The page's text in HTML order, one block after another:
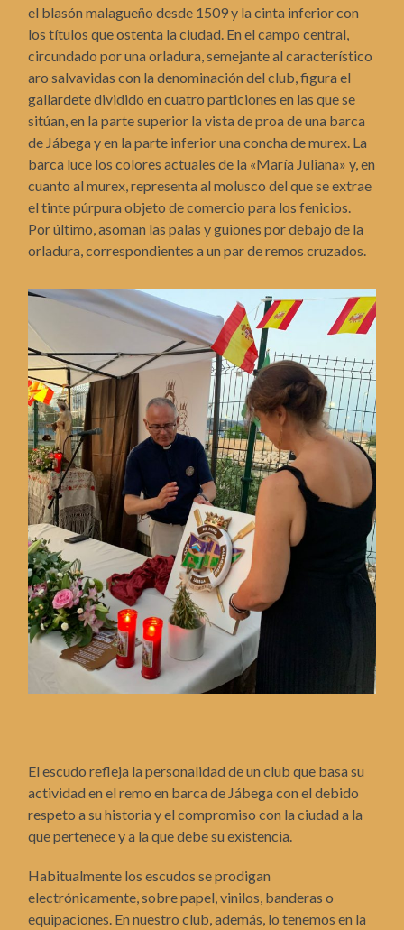
el blasón malagueño desde 1509 y la cinta inferior con
los títulos que ostenta la ciudad. En el campo central,
circundado por una orladura, semejante al característico
aro salvavidas con la denominación del club, figura el
gallardete dividido en cuatro particiones en las que se
sitúan, en la parte superior la vista de proa de una barca
de Jábega y en la parte inferior una concha de murex. La
barca luce los colores actuales de la «María Juliana» y, en
cuanto al murex, representa al molusco del que se extrae
el tinte púrpura objeto de comercio para los fenicios.
Por último, asoman las palas y guiones por debajo de la
orladura, correspondientes a un par de remos cruzados.
El escudo refleja la personalidad de un club que basa su
actividad en el remo en barca de Jábega con el debido
respeto a su historia y el compromiso con la ciudad a la
que pertenece y a la que debe su existencia.
Habitualmente los escudos se prodigan
electrónicamente, sobre papel, vinilos, banderas o
equipaciones. En nuestro club, además, lo tenemos en la